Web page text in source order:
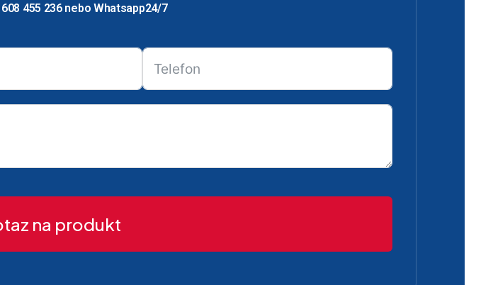
455 236 nebo Whatsapp24/7
na produkt